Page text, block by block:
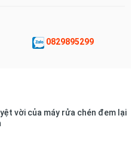
0829895299
vời của máy rửa chén đem lại